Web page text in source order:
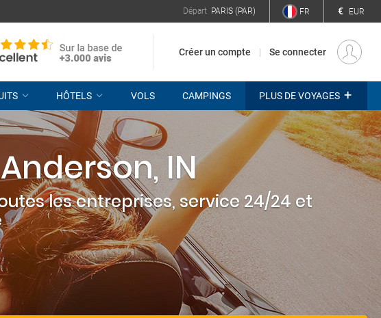
Départ PARIS (PAR) FR € EUR
Créer un compte Se connecter
HÔTELS VOLS CAMPINGS PLUS DE VOYAGES +
IN
les entreprises, service 24/24 et